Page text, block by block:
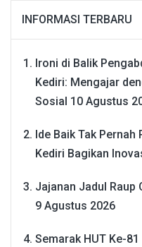
INFORMASI TERBARU
Ironi di Balik
Kediri: Mengajar
Sosial 10 Agustus
Ide Baik Tak
Kediri Bagikan
Jajanan Jadul Raup
9 Agustus 2026
Semarak HUT Ke-